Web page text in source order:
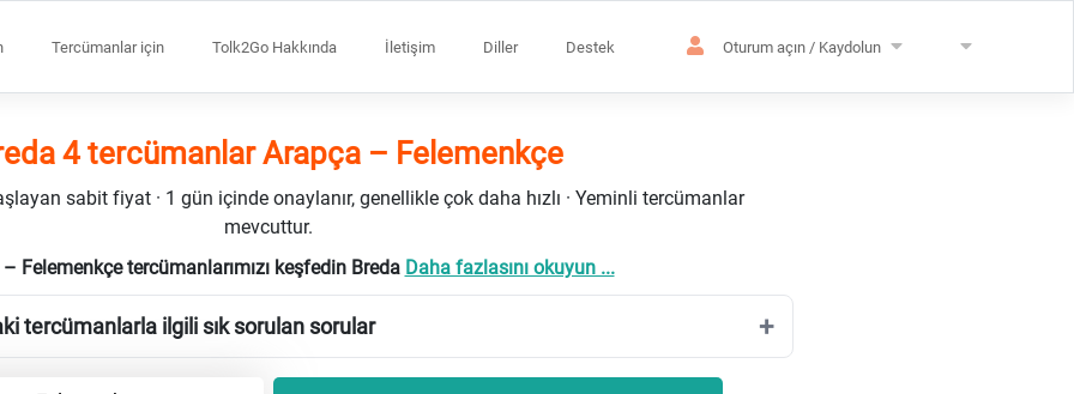
Tercümanlar için Tolk2Go Hakkında İletişim Diller Destek Oturum açın / Kaydolun
4 tercümanlar Arapça – Felemenkçe
sabit fiyat · 1 gün içinde onaylanır, genellikle çok daha hızlı · Yeminli tercümanlar
mevcuttur.
Felemenkçe tercümanlarımızı keşfedin Breda Daha fazlasını okuyun ...
tercümanlarla ilgili sık sorulan sorular